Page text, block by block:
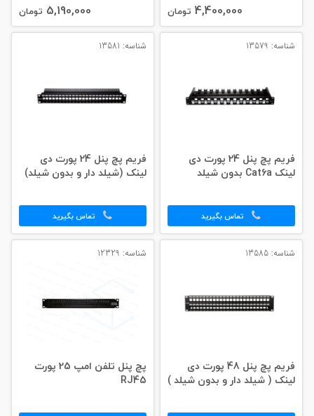
4,400,000 تومان 5,190,000 تومان
شناسه: 13579
فریم پچ پنل 24 پورت دی
لینک Cat6a بدون شیلد
تماس بگیرید
شناسه: 13581
فریم پچ پنل 24 پورت دی
لینک (شیلد دار و بدون شیلد)
تماس بگیرید
شناسه: 13585
فریم پچ پنل 48 پورت دی
لینک ( شیلد دار و بدون شیلد )
شناسه: 12329
پچ پنل تلفن امپ 25 پورت
RJ45